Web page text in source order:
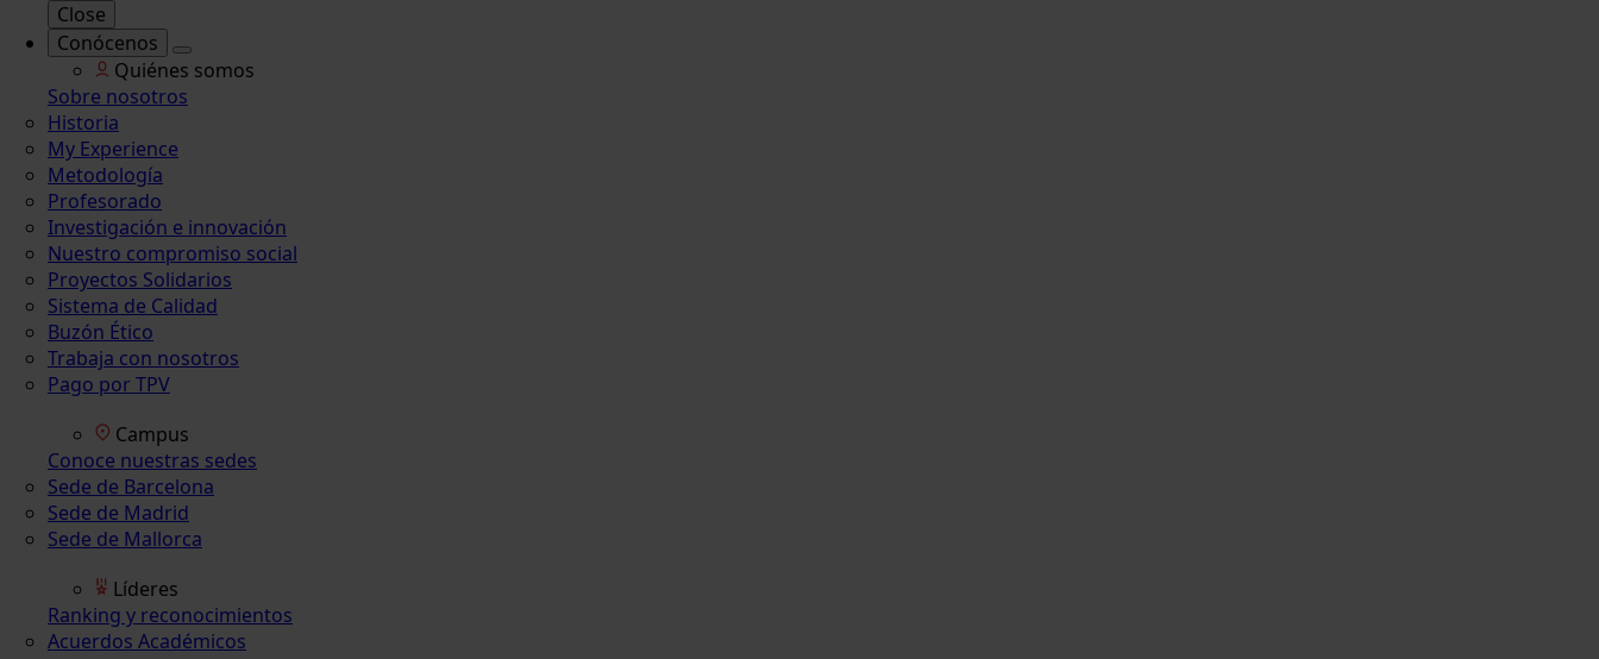
Close
Conócenos
Quiénes somos
Sobre nosotros
Historia
My Experience
Metodología
Profesorado
Investigación e innovación
Nuestro compromiso social
Proyectos Solidarios
Sistema de Calidad
Buzón Ético
Trabaja con nosotros
Pago por TPV
Campus
Conoce nuestras sedes
Sede de Barcelona
Sede de Madrid
Sede de Mallorca
Líderes
Ranking y reconocimientos
Acuerdos Académicos